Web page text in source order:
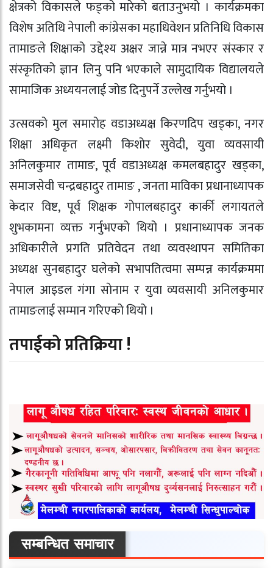
क्षेत्रको विकासले फड्को मारेको बताउनुभयो । कार्यक्रमका
विशेष अतिथि नेपाली कांग्रेसका महाधिवेशन प्रतिनिधि विकास
तामाङले शिक्षाको उद्देश्य अक्षर जान्ने मात्र नभएर संस्कार र
संस्कृतिको ज्ञान लिनु पनि भएकाले सामुदायिक विद्यालयले
सामाजिक अध्ययनलाई जोड दिनुपर्ने उल्लेख गर्नुभयो ।
उत्सवको मुल समारोह वडाअध्यक्ष किरणदिप खड्का, नगर
शिक्षा अधिकृत लक्ष्मी किशोर सुवेदी, युवा व्यवसायी
अनिलकुमार तामाङ, पूर्व वडाअध्यक्ष कमलबहादुर खड्का,
समाजसेवी चन्द्रबहादुर तामाङ , जनता माविका प्रधानाध्यापक
केदार विष्ट, पूर्व शिक्षक गोपालबहादुर कार्की लगायतले
शुभकामना व्यक्त गर्नुभएको थियो । प्रधानाध्यापक जनक
अधिकारीले प्रगति प्रतिवेदन तथा व्यवस्थापन समितिका
अध्यक्ष सुनबहादुर घलेकाे सभापतित्वमा सम्पन्न कार्यक्रममा
नेपाल आइडल गंगा साेनाम र युवा व्यवसायी अनिलकुमार
तामाङलाई सम्मान गरिएको थियो ।
तपाईको प्रतिक्रिया !
सम्बन्धित समाचार